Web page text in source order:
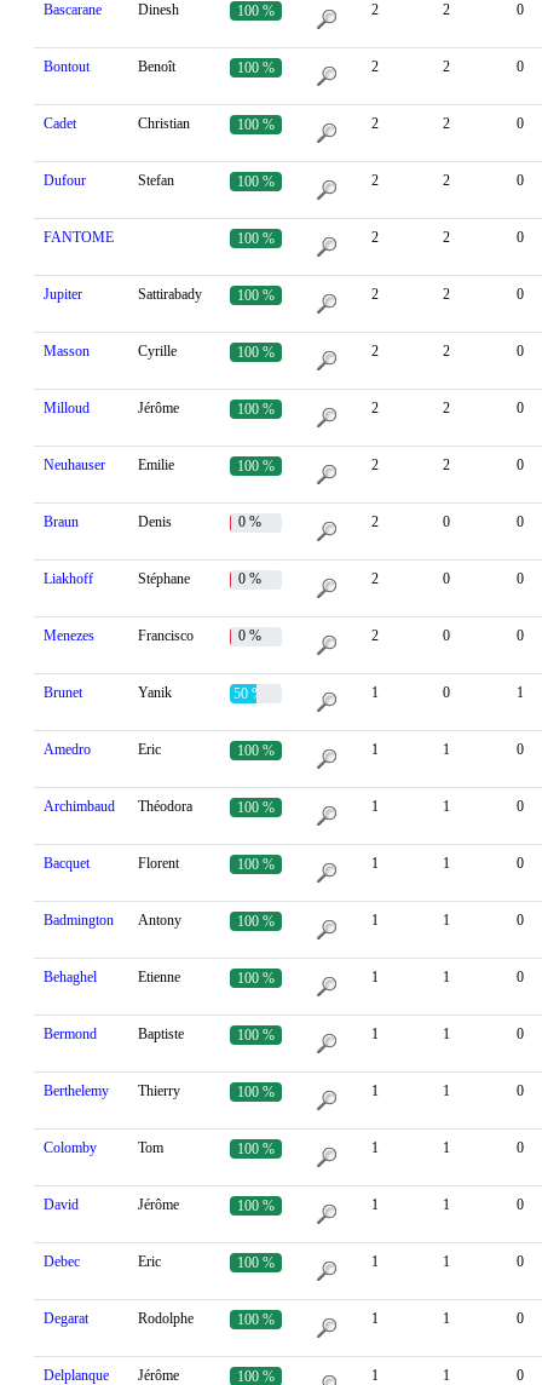
Bascarane Dinesh 100 % 2 2 0
Bontout Benoît 100 % 2 2 0
Cadet Christian 100 % 2 2 0
Dufour Stefan 100 % 2 2 0
FANTOME 100 % 2 2 0
Jupiter Sattirabady 100 % 2 2 0
Masson Cyrille 100 % 2 2 0
Milloud Jérôme 100 % 2 2 0
Neuhauser Emilie 100 % 2 2 0
Braun Denis 0 % 2 0 0
Liakhoff Stéphane 0 % 2 0 0
Menezes Francisco 0 % 2 0 0
Brunet Yanik 50 % 1 0 1
Amedro Eric 100 % 1 1 0
Archimbaud Théodora 100 % 1 1 0
Bacquet Florent 100 % 1 1 0
Badmington Antony 100 % 1 1 0
Behaghel Etienne 100 % 1 1 0
Bermond Baptiste 100 % 1 1 0
Berthelemy Thierry 100 % 1 1 0
Colomby Tom 100 % 1 1 0
David Jérôme 100 % 1 1 0
Debec Eric 100 % 1 1 0
Degarat Rodolphe 100 % 1 1 0
Delplanque Jérôme 100 % 1 1 0